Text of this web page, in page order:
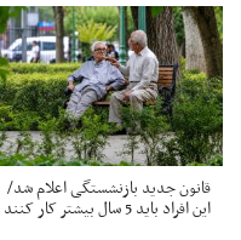
قانون جدید بازنشستگی اعلام شد/
این افراد باید 5 سال بیشتر کار کنند